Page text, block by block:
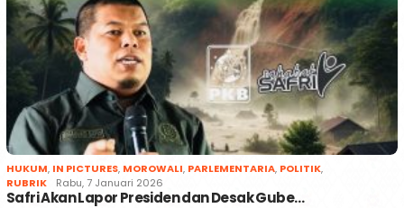
HUKUM, IN PICTURES, MOROWALI, PARLEMENTARIA, POLITIK,
RUBRIK
Rabu, 7 Januari 2026
Safri Akan Lapor Presiden dan Desak Gube…